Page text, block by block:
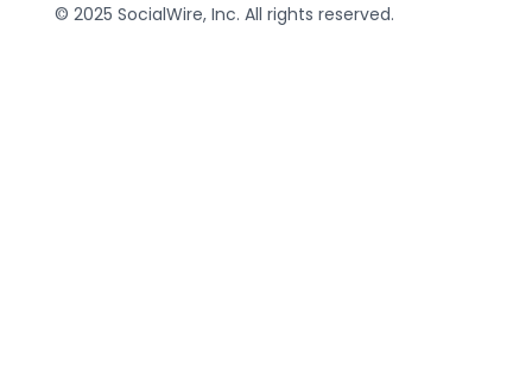
© 2025 SocialWire, Inc. All rights reserved.